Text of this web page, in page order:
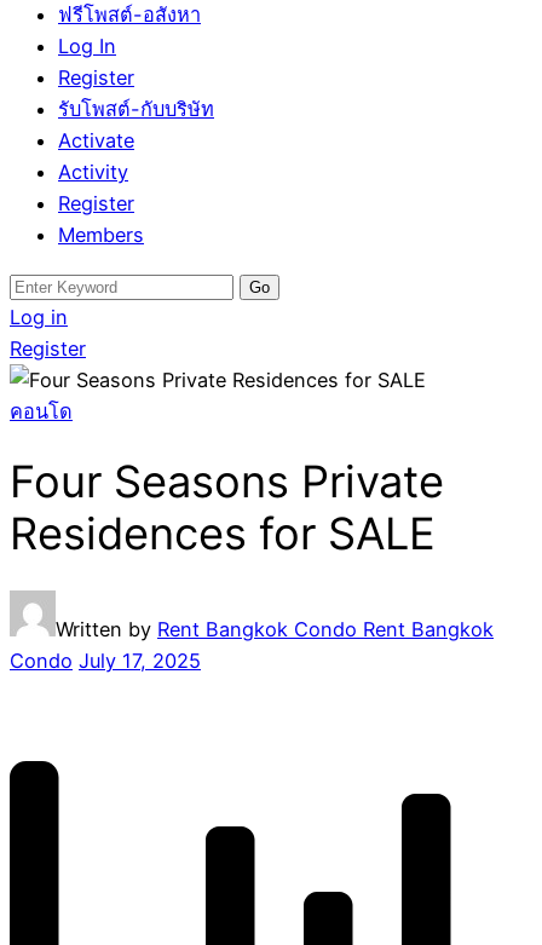
ฟรีโพสต์-อสังหา
Log In
Register
รับโพสต์-กับบริษัท
Activate
Activity
Register
Members
Search
for:
Log in
Register
คอนโด
Four Seasons Private
Residences for SALE
Written by Rent Bangkok Condo Rent Bangkok
Condo July 17, 2025